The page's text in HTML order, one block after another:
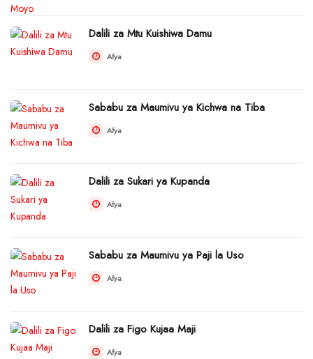
Dalili za Mtu Kuishiwa Damu
Afya
Sababu za Maumivu ya Kichwa na Tiba
Afya
Dalili za Sukari ya Kupanda
Afya
Sababu za Maumivu ya Paji la Uso
Afya
Dalili za Figo Kujaa Maji
Afya